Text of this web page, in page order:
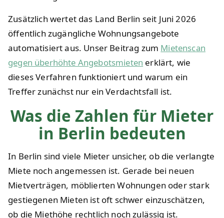
Zusätzlich wertet das Land Berlin seit Juni 2026
öffentlich zugängliche Wohnungsangebote
automatisiert aus. Unser Beitrag zum Mietenscan
gegen überhöhte Angebotsmieten erklärt, wie
dieses Verfahren funktioniert und warum ein
Treffer zunächst nur ein Verdachtsfall ist.
Was die Zahlen für Mieter
in Berlin bedeuten
In Berlin sind viele Mieter unsicher, ob die verlangte
Miete noch angemessen ist. Gerade bei neuen
Mietverträgen, möblierten Wohnungen oder stark
gestiegenen Mieten ist oft schwer einzuschätzen,
ob die Miethöhe rechtlich noch zulässig ist.